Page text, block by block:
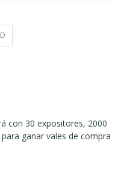
con 30 expositores, 2000
ganar vales de compra